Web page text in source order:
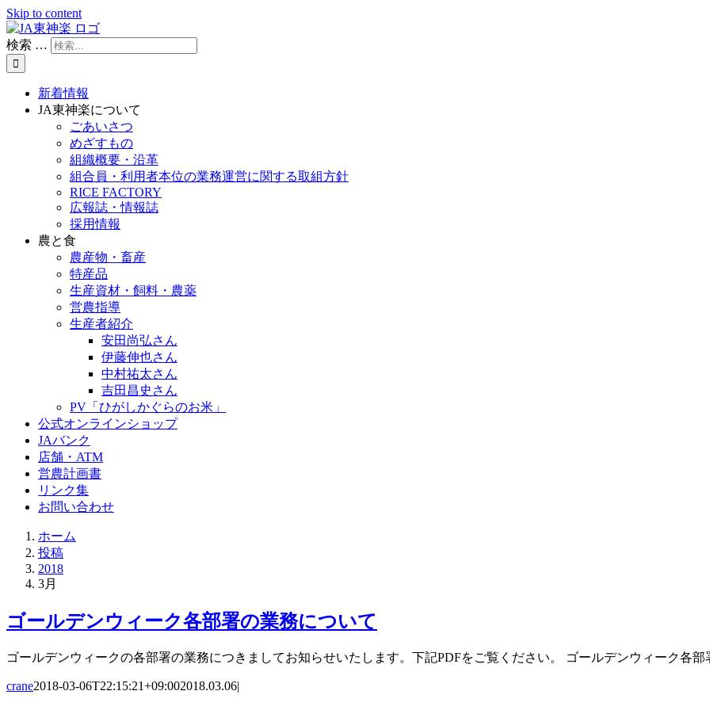
Skip to content
検索 …
新着情報
JA東神楽について
ごあいさつ
めざすもの
組織概要・沿革
組合員・利用者本位の業務運営に関する取組方針
RICE FACTORY
広報誌・情報誌
採用情報
農と食
農産物・畜産
特産品
生産資材・飼料・農薬
営農指導
生産者紹介
安田尚弘さん
伊藤伸也さん
中村祐太さん
吉田昌史さん
PV「ひがしかぐらのお米」
公式オンラインショップ
JAバンク
店舗・ATM
営農計画書
リンク集
お問い合わせ
ホーム
投稿
2018
3月
ゴールデンウィーク各部署の業務について
ゴールデンウィークの各部署の業務につきましてお知らせいたします。下記PDFをご覧ください。 ゴールデンウィーク各部
crane2018-03-06T22:15:21+09:002018.03.06|